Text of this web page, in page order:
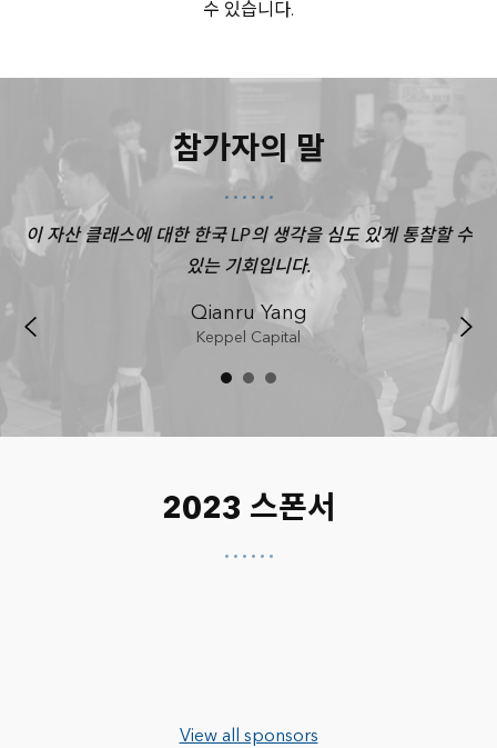
수 있습니다.
참가자의 말
이 자산 클래스에 대한 한국 LP의 생각을 심도 있게 통찰할 수
있는 기회입니다.
Qianru Yang
Keppel Capital
2023 스폰서
View all sponsors